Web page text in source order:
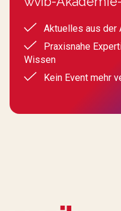
Aktuelles aus der
Praxisnahe
Wissen
Kein Event mehr